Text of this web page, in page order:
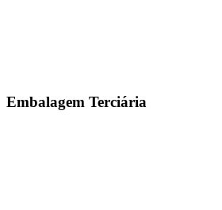
Embalagem Terciária